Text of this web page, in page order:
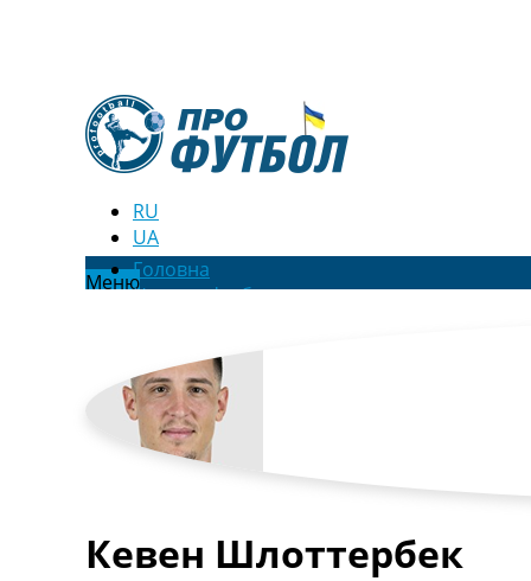
RU
UA
МенюГоловна
Новини футболу
Новини футболу України
Футбольні трансфери
Останні коментарі
Конкурс прогнозів
Логін
Турніри
Кевен Шлоттербек